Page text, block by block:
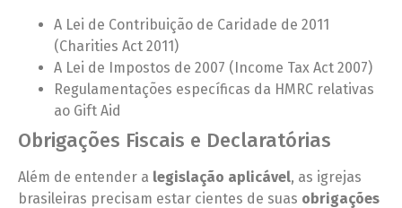
A Lei de Contribuição de Caridade de 2011
(Charities Act 2011)
A Lei de Impostos de 2007 (Income Tax Act 2007)
Regulamentações específicas da HMRC relativas
ao Gift Aid
Obrigações Fiscais e Declaratórias
Além de entender a legislação aplicável, as igrejas
brasileiras precisam estar cientes de suas obrigações